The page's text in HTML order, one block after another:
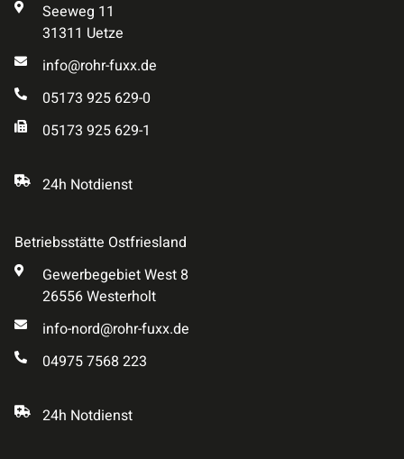
Seeweg 11
31311 Uetze
info@rohr-fuxx.de
05173 925 629-0
05173 925 629-1
24h Notdienst
Betriebsstätte Ostfriesland
Gewerbegebiet West 8
26556 Westerholt
info-nord@rohr-fuxx.de
04975 7568 223
24h Notdienst